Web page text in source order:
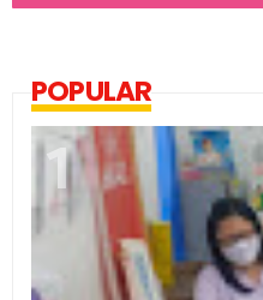
POPULAR